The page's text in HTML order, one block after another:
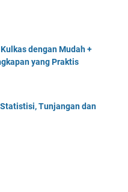
dengan Mudah +
yang Praktis
Tunjangan dan